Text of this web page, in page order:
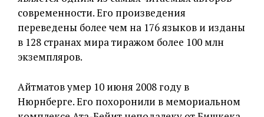
современности. Его произведения
переведены более чем на 176 языков и изданы
в 128 странах мира тиражом более 100 млн
экземпляров.
Айтматов умер 10 июня 2008 году в
Нюрнберге. Его похоронили в мемориальном